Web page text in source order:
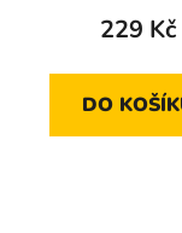
je
z
5
229 Kč
DO